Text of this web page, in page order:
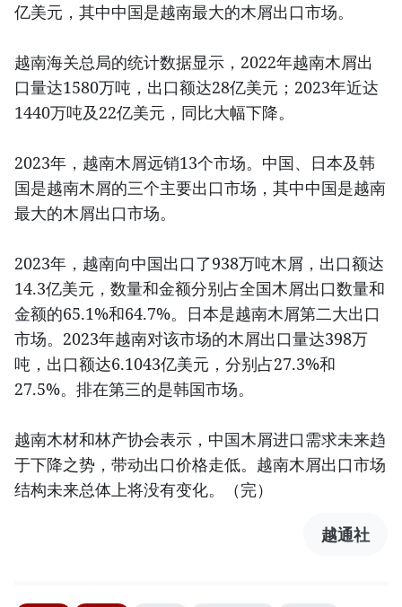
亿美元，其中中国是越南最大的木屑出口市场。
越南海关总局的统计数据显示，2022年越南木屑出
口量达1580万吨，出口额达28亿美元；2023年近达
1440万吨及22亿美元，同比大幅下降。
2023年，越南木屑远销13个市场。中国、日本及韩
国是越南木屑的三个主要出口市场，其中中国是越南
最大的木屑出口市场。
2023年，越南向中国出口了938万吨木屑，出口额达
14.3亿美元，数量和金额分别占全国木屑出口数量和
金额的65.1%和64.7%。日本是越南木屑第二大出口
市场。2023年越南对该市场的木屑出口量达398万
吨，出口额达6.1043亿美元，分别占27.3%和
27.5%。排在第三的是韩国市场。
越南木材和林产协会表示，中国木屑进口需求未来趋
于下降之势，带动出口价格走低。越南木屑出口市场
结构未来总体上将没有变化。（完）
越通社